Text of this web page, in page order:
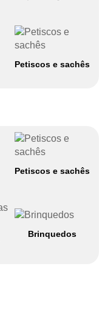
Petiscos e sachês
Petiscos e sachês
Brinquedos